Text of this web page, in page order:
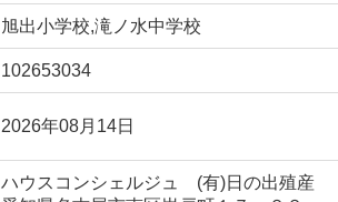
旭出小学校,滝ノ水中学校
102653034
2026年08月14日
ハウスコンシェルジュ (有)日の出殖産